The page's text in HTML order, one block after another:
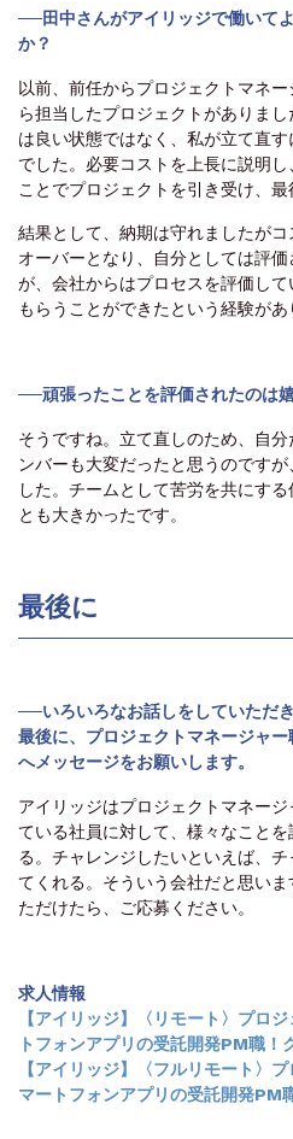
──田中さんがアイリッジで働いて
か？
以前、前任からプロジェクトマネ
ら担当したプロジェクトがありま
は良い状態ではなく、私が立て直
でした。必要コストを上長に説明
ことでプロジェクトを引き受け、最
結果として、納期は守れましたが
オーバーとなり、自分としては評
が、会社からはプロセスを評価し
もらうことができたという経験があ
──頑張ったことを評価されたのは嬉
そうですね。立て直しのため、自
ンバーも大変だったと思うのです
した。チームとして苦労を共にす
とも大きかったです。
最後に
──いろいろなお話しをしていただ
最後に、 プロジェクトマネージャ
へメッセージをお願いします。
アイリッジはプロジェクトマネー
ている社員に対して、様々なこと
る。チャレンジしたいといえば、
てくれる。そういう会社だと思い
ただけたら、ご応募ください。
求人情報
【アイリッジ】〈リモート〉プロ
トフォンアプリの受託開発PM職！
【アイリッジ】〈フルリモート〉
マートフォンアプリの受託開発PM